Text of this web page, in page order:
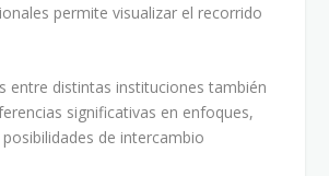
permite visualizar el recorrido
entre distintas instituciones también
significativas en enfoques,
de intercambio